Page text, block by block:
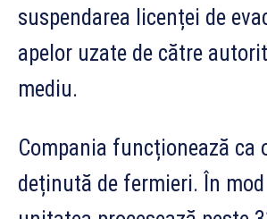
suspendarea licenței de
apelor uzate de către
mediu.
Compania funcționează ca
deținută de fermieri. În